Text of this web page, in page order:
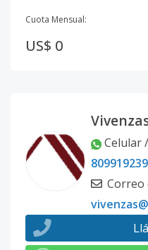
Cuota Mensual:
US$ 0
Celular
Correo